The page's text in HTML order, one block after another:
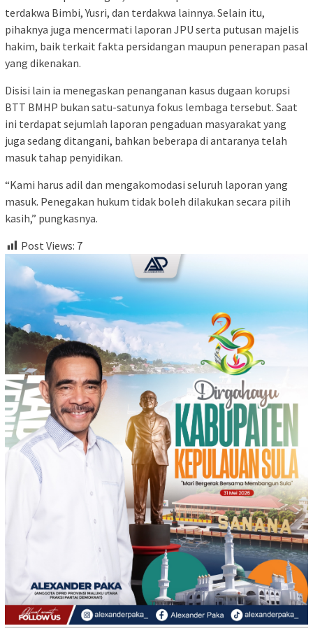
terdakwa Bimbi, Yusri, dan terdakwa lainnya. Selain itu,
pihaknya juga mencermati laporan JPU serta putusan majelis
hakim, baik terkait fakta persidangan maupun penerapan pasal
yang dikenakan.
Disisi lain ia menegaskan penanganan kasus dugaan korupsi
BTT BMHP bukan satu-satunya fokus lembaga tersebut. Saat
ini terdapat sejumlah laporan pengaduan masyarakat yang
juga sedang ditangani, bahkan beberapa di antaranya telah
masuk tahap penyidikan.
“Kami harus adil dan mengakomodasi seluruh laporan yang
masuk. Penegakan hukum tidak boleh dilakukan secara pilih
kasih,” pungkasnya.
Post Views: 7